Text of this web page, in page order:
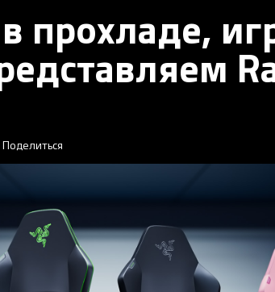
прохладе,
Поделиться